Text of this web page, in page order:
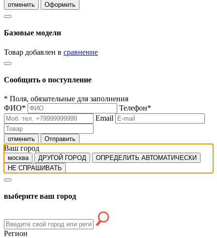
отменить
Оформить
Базовые модели
Товар добавлен в сравнение
Сообщить о поступление
* Поля, обязательные для заполнения
ФИО* Телефон*
Email
отменить Отправить
Ваш город
москва ДРУГОЙ ГОРОД
ОПРЕДЕЛИТЬ АВТОМАТИЧЕСКИ
НЕ СПРАШИВАТЬ
выберите ваш город
Регион